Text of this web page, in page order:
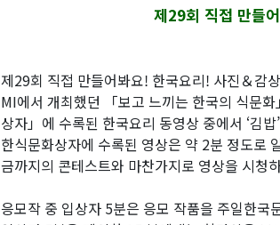
제29회 직접 만들
제29회 직접 만들어봐요! 한국요리! 사진＆감
MI에서 개최했던 「보고 느끼는 한국의 식문
상자」에 수록된 한국요리 동영상 중에서 ‘김
한식문화상자에 수록된 영상은 약 2분 정도로
금까지의 콘테스트와 마찬가지로 영상을 시청
응모작 중 입상자 5분은 응모 작품을 주일한